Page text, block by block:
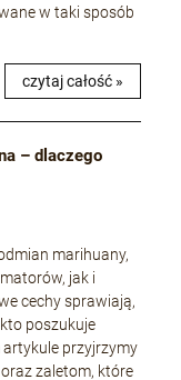
w taki sposób
czytaj całość »
– dlaczego
marihuany,
jak i
cechy sprawiają,
poszukuje
artykule przyjrzymy
zaletom, które